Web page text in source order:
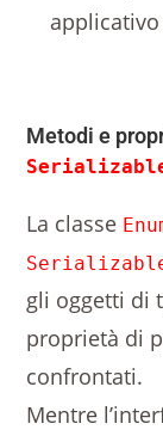
Metodi e
La classe
gli oggetti di
proprietà di
confrontati.
Mentre